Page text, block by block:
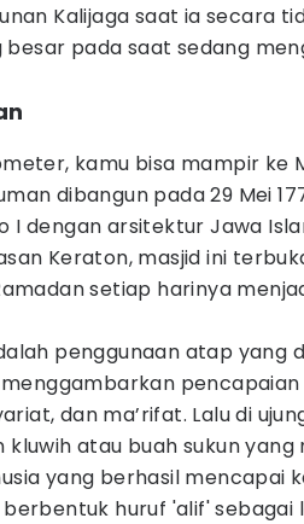
Kalijaga saat ia secara
pada saat sedang
kamu bisa mampir ke
dibangun pada 29 Mei
I dengan arsitektur Jawa
Keraton, masjid ini
setiap harinya
penggunaan atap yang
dan ma’rifat. Lalu di
atau buah sukun yang
yang berhasil mencapai
huruf 'alif' sebagai